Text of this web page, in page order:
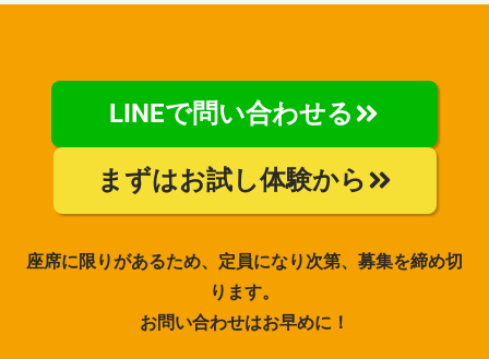
LINEで問い合わせる
まずはお試し体験から
座席に限りがあるため、定員になり次第、募集を締め切
ります。
お問い合わせはお早めに！